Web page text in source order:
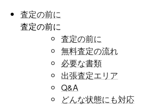
査定の前に
査定の前に
査定の前に
無料査定の流れ
必要な書類
出張査定エリア
Q&A
どんな状態にも対応